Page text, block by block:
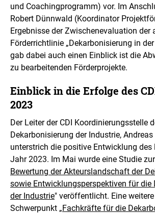
und Coachingprogramm) vor. Im
Robert Dünnwald (Koordinator
Ergebnisse der Zwischenevaluation der
Förderrichtlinie „Dekarbonisierung in
gab dabei auch einen Einblick ist die
zu bearbeitenden Förderprojekte.
Einblick in die Erfolge des
2023
Der Leiter der CDI Koordinierungsstelle
Dekarbonisierung der Industrie, Andreas
unterstrich die positive Entwicklung des
Jahr 2023. Im Mai wurde eine Studie zur
Bewertung der Akteurslandschaft der
sowie Entwicklungsperspektiven für die
der Industrie" veröffentlicht. Eine
Schwerpunkt „Fachkräfte für die